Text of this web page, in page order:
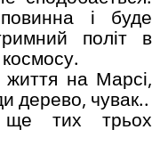
і буде
політ в
на Марсі,
дерево, чувак..
тих трьох